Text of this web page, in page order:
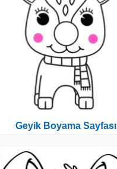
Geyik Boyama Sayfası